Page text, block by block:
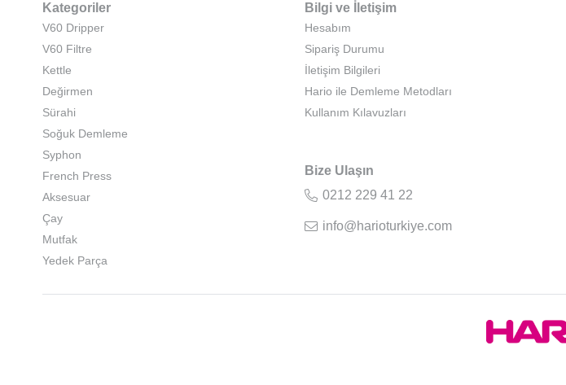
Kategoriler
V60 Dripper
V60 Filtre
Kettle
Değirmen
Sürahi
Soğuk Demleme
Syphon
French Press
Aksesuar
Çay
Mutfak
Yedek Parça
Bilgi ve İletişim
Hesabım
Sipariş Durumu
İletişim Bilgileri
Hario ile Demleme Metodları
Kullanım Kılavuzları
Bize Ulaşın
0212 229 41 22
info@harioturkiye.com